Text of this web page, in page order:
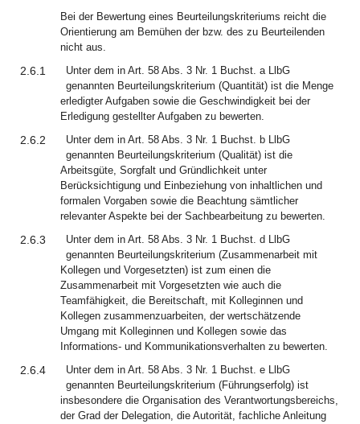
Bei der Bewertung eines Beurteilungskriteriums reicht die
Orientierung am Bemühen der bzw. des zu Beurteilenden
nicht aus.
2.6.1
Unter dem in Art. 58 Abs. 3 Nr. 1 Buchst. a LlbG
genannten Beurteilungskriterium (Quantität) ist die Menge
erledigter Aufgaben sowie die Geschwindigkeit bei der
Erledigung gestellter Aufgaben zu bewerten.
2.6.2
Unter dem in Art. 58 Abs. 3 Nr. 1 Buchst. b LlbG
genannten Beurteilungskriterium (Qualität) ist die
Arbeitsgüte, Sorgfalt und Gründlichkeit unter
Berücksichtigung und Einbeziehung von inhaltlichen und
formalen Vorgaben sowie die Beachtung sämtlicher
relevanter Aspekte bei der Sachbearbeitung zu bewerten.
2.6.3
Unter dem in Art. 58 Abs. 3 Nr. 1 Buchst. d LlbG
genannten Beurteilungskriterium (Zusammenarbeit mit
Kollegen und Vorgesetzten) ist zum einen die
Zusammenarbeit mit Vorgesetzten wie auch die
Teamfähigkeit, die Bereitschaft, mit Kolleginnen und
Kollegen zusammenzuarbeiten, der wertschätzende
Umgang mit Kolleginnen und Kollegen sowie das
Informations- und Kommunikationsverhalten zu bewerten.
2.6.4
Unter dem in Art. 58 Abs. 3 Nr. 1 Buchst. e LlbG
genannten Beurteilungskriterium (Führungserfolg) ist
insbesondere die Organisation des Verantwortungsbereichs,
der Grad der Delegation, die Autorität, fachliche Anleitung